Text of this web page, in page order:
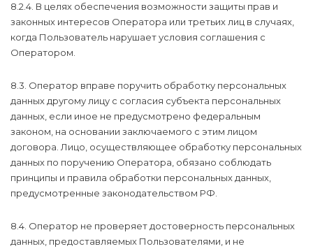
8.2.4. В целях обеспечения возможности защиты прав и
законных интересов Оператора или третьих лиц в случаях,
когда Пользователь нарушает условия соглашения с
Оператором.
8.3. Оператор вправе поручить обработку персональных
данных другому лицу с согласия субъекта персональных
данных, если иное не предусмотрено федеральным
законом, на основании заключаемого с этим лицом
договора. Лицо, осуществляющее обработку персональных
данных по поручению Оператора, обязано соблюдать
принципы и правила обработки персональных данных,
предусмотренные законодательством РФ.
8.4. Оператор не проверяет достоверность персональных
данных, предоставляемых Пользователями, и не